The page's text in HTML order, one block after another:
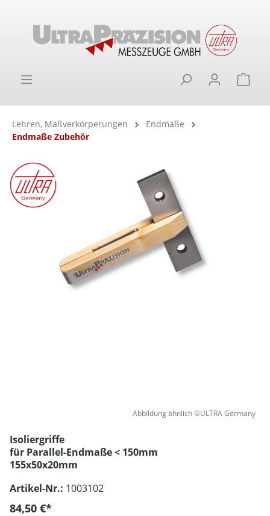
Lehren, Maßverkörperungen
Endmaße
Endmaße Zubehör
Bildergalerie überspringen
Abbildung ähnlich ©ULTRA Germany
Isoliergriffe
für Parallel-Endmaße < 150mm
155x50x20mm
Artikel-Nr.: 1003102
84,50 €*